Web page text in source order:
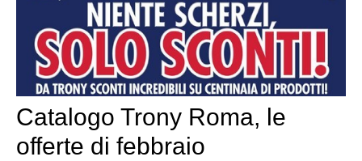
Catalogo Trony Roma, le
offerte di febbraio